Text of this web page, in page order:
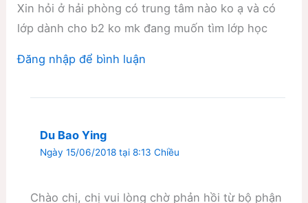
Xin hỏi ở hải phòng có trung tâm nào ko ạ và có
lớp dành cho b2 ko mk đang muốn tìm lớp học
Đăng nhập để bình luận
Du Bao Ying
Ngày 15/06/2018 tại 8:13 Chiều
Chào chị, chị vui lòng chờ phản hồi từ bộ phận